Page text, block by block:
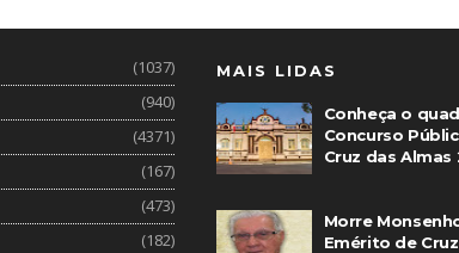
(1037)
(940)
(4371)
(167)
(473)
(182)
MAIS LIDAS
Conheça o
Concurso
Cruz das Almas
Morre
Emérito de